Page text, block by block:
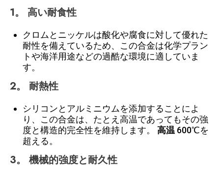
1。 高い耐食性
クロムとニッケルは酸化や腐食に対して優れた
耐性を備えているため、この合金は化学プラン
トや海洋用途などの過酷な環境に適していま
す。
2。 耐熱性
シリコンとアルミニウムを添加することによ
り、この合金は、たとえ高温であってもその強
度と構造的完全性を維持します。 高温 600℃を
超える。
3。 機械的強度と耐久性